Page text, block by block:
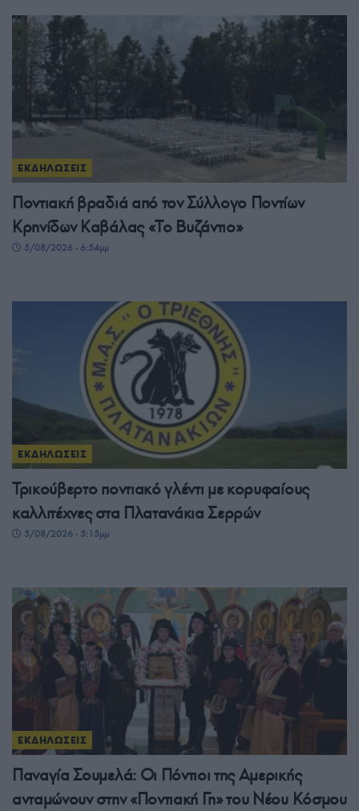
ΕΚΔΗΛΩΣΕΙΣ
Ποντιακή βραδιά από τον Σύλλογο Ποντίων
Κρηνίδων Καβάλας «Το Βυζάντιο»
5/08/2026 - 6:54μμ
ΕΚΔΗΛΩΣΕΙΣ
Τρικούβερτο ποντιακό γλέντι με κορυφαίους
καλλιτέχνες στα Πλατανάκια Σερρών
5/08/2026 - 5:15μμ
ΕΚΔΗΛΩΣΕΙΣ
Παναγία Σουμελά: Οι Πόντιοι της Αμερικής
ανταμώνουν στην «Ποντιακή Γη» του Νέου Κόσμου